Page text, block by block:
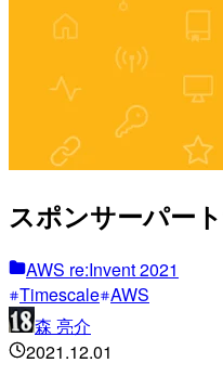
スポンサーパー
AWS re:Invent 2021
Timescale AWS
森 亮介
2021.12.01